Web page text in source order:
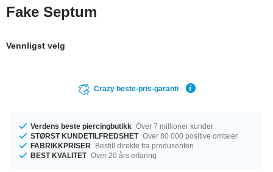
Fake Septum
Vennligst velg
Crazy beste-pris-garanti
Verdens beste piercingbutikk Over 7 millioner kunder
STØRST KUNDETILFREDSHET Over 80 000 positive omtaler
FABRIKKPRISER
Bestill direkte fra produsenten
BEST KVALITET Over 20 års erfaring